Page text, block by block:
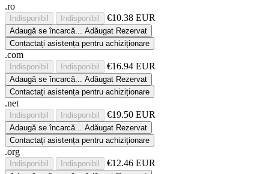
.ro
Indisponibil Indisponibil €10.38 EUR
Adaugă se încarcă... Adăugat Rezervat
Contactați asistența pentru achiziționare
.com
Indisponibil Indisponibil €16.94 EUR
Adaugă se încarcă... Adăugat Rezervat
Contactați asistența pentru achiziționare
.net
Indisponibil Indisponibil €19.50 EUR
Adaugă se încarcă... Adăugat Rezervat
Contactați asistența pentru achiziționare
.org
Indisponibil Indisponibil €12.46 EUR